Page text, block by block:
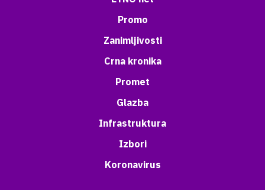
Promo
Zanimljivosti
Crna kronika
Promet
Glazba
Infrastruktura
Izbori
Koronavirus